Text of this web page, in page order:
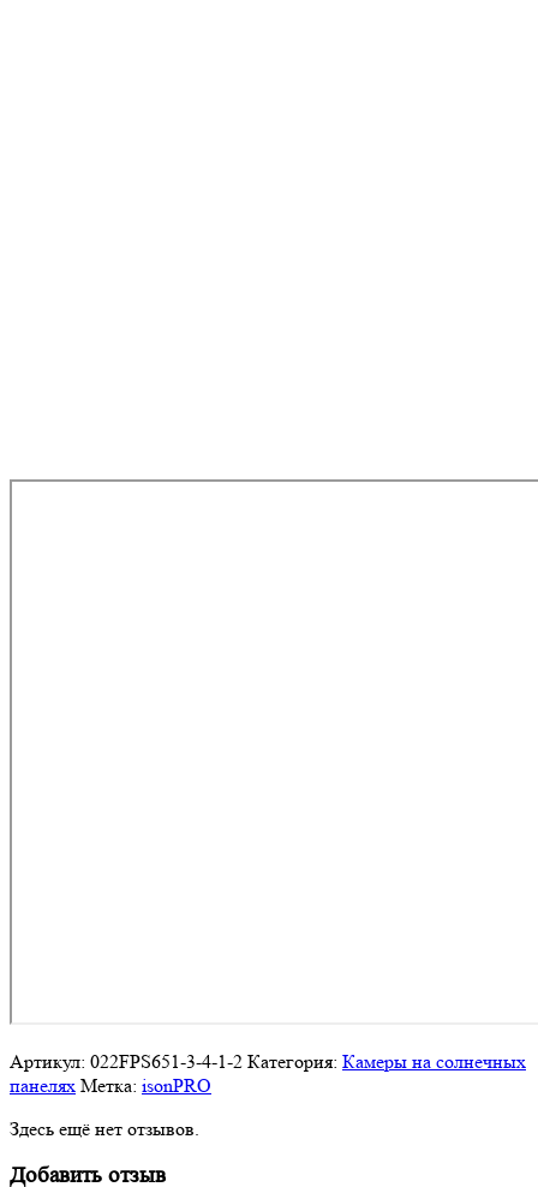
Артикул: 022FPS651-3-4-1-2 Категория: Камеры на солнечных
панелях Метка: isonPRO
Здесь ещё нет отзывов.
Добавить отзыв